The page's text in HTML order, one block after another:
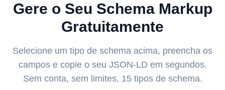
Gere o Seu Schema Markup
Gratuitamente
Selecione um tipo de schema acima, preencha os
campos e copie o seu JSON-LD em segundos.
Sem conta, sem limites, 15 tipos de schema.